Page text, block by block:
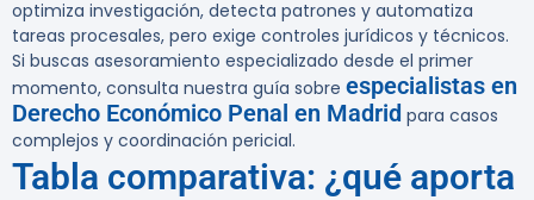
optimiza investigación, detecta patrones y automatiza
tareas procesales, pero exige controles jurídicos y técnicos.
Si buscas asesoramiento especializado desde el primer
momento, consulta nuestra guía sobre especialistas en
Derecho Económico Penal en Madrid para casos
complejos y coordinación pericial.
Tabla comparativa: ¿qué aporta